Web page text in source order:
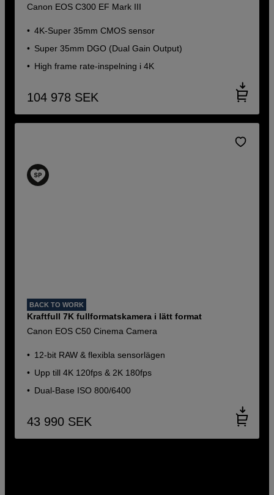
Canon EOS C300 EF Mark III
4K-Super 35mm CMOS sensor
Super 35mm DGO (Dual Gain Output)
High frame rate-inspelning i 4K
104 978 SEK
BACK TO WORK
Kraftfull 7K fullformatskamera i lätt format
Canon EOS C50 Cinema Camera
12-bit RAW & flexibla sensorlägen
Upp till 4K 120fps & 2K 180fps
Dual-Base ISO 800/6400
43 990 SEK